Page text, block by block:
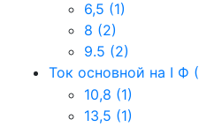
6,5 (1)
8 (2)
9.5 (2)
Ток основной на I Ф
10,8 (1)
13,5 (1)